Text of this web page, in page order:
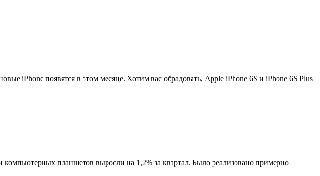
iPhone появятся в этом месяце. Хотим вас обрадовать, Apple iPhone 6S и iPhone 6S Plus
планшетов выросли на 1,2% за квартал. Было реализовано примерно